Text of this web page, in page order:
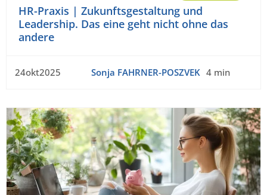
HR-Praxis | Zukunftsgestaltung und
Leadership. Das eine geht nicht ohne das
andere
24okt2025 Sonja FAHRNER-POSZVEK 4 min